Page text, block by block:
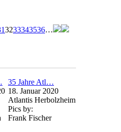
3233343536…
35 Jahre Atl…
18. Januar 2020
Atlantis Herbolzheim
Pics by:
Frank Fischer